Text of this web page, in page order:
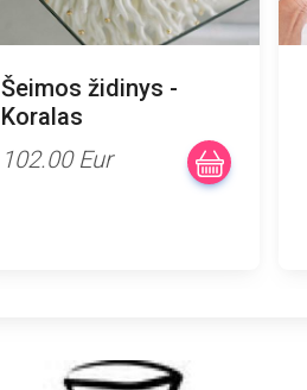
Šeimos židinys -
Koralas
102.00 Eur